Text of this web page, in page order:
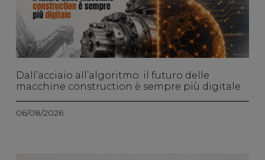
Dall’acciaio all’algoritmo: il futuro delle
macchine construction è sempre più digitale
06/08/2026